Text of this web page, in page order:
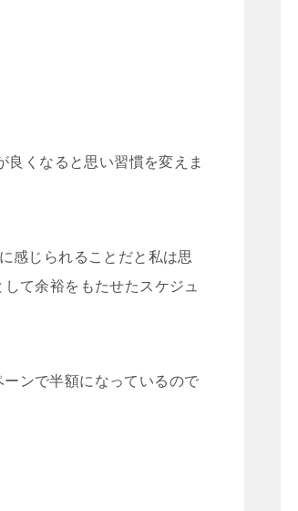
くなると思い習慣を変えま
感じられることだと私は思
て余裕をもたせたスケジュ
ンで半額になっているので